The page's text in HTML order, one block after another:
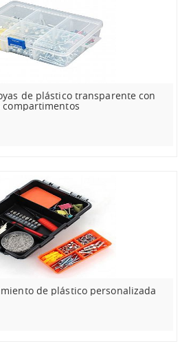
de plástico transparente con
compartimentos
de plástico personalizada